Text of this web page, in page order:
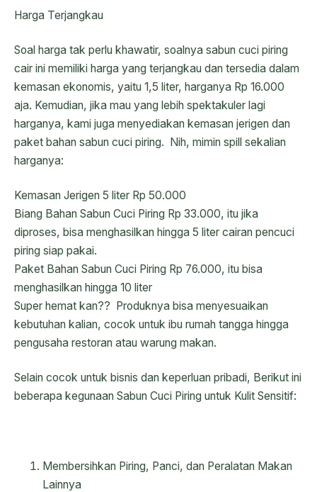
Harga Terjangkau
Soal harga tak perlu khawatir, soalnya sabun cuci piring
cair ini memiliki harga yang terjangkau dan tersedia dalam
kemasan ekonomis, yaitu 1,5 liter, harganya Rp 16.000
aja. Kemudian, jika mau yang lebih spektakuler lagi
harganya, kami juga menyediakan kemasan jerigen dan
paket bahan sabun cuci piring. Nih, mimin spill sekalian
harganya:
Kemasan Jerigen 5 liter Rp 50.000
Biang Bahan Sabun Cuci Piring Rp 33.000, itu jika
diproses, bisa menghasilkan hingga 5 liter cairan pencuci
piring siap pakai.
Paket Bahan Sabun Cuci Piring Rp 76.000, itu bisa
menghasilkan hingga 10 liter
Super hemat kan?? Produknya bisa menyesuaikan
kebutuhan kalian, cocok untuk ibu rumah tangga hingga
pengusaha restoran atau warung makan.
Selain cocok untuk bisnis dan keperluan pribadi, Berikut ini
beberapa kegunaan Sabun Cuci Piring untuk Kulit Sensitif:
Membersihkan Piring, Panci, dan Peralatan Makan
Lainnya